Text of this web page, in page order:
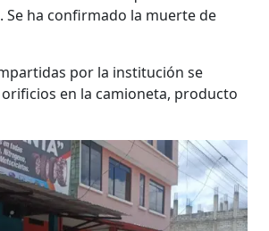
Se ha confirmado la muerte de
por la institución se
en la camioneta, producto